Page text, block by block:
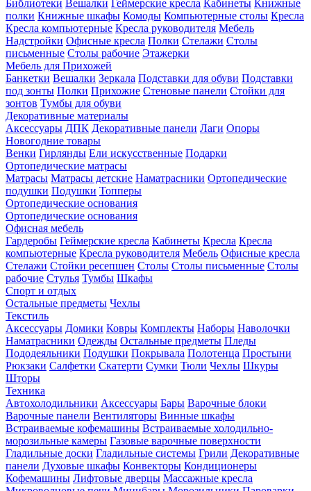
Библиотеки Вешалки Геймерские кресла Кабинеты Книжные
полки Книжные шкафы Комоды Компьютерные столы Кресла
Кресла компьютерные Кресла руководителя Мебель
Надстройки Офисные кресла Полки Стелажи Столы
письменные Столы рабочие Этажерки
Мебель для Прихожей
Банкетки Вешалки Зеркала Подставки для обуви Подставки
под зонты Полки Прихожие Стеновые панели Стойки для
зонтов Тумбы для обуви
Декоративные материалы
Аксессуары ДПК Декоративные панели Лаги Опоры
Новогодние товары
Венки Гирлянды Ели искусственные Подарки
Ортопедические матрасы
Матрасы Матрасы детские Наматрасники Ортопедические
подушки Подушки Топперы
Ортопедические основания
Ортопедические основания
Офисная мебель
Гардеробы Геймерские кресла Кабинеты Кресла Кресла
компьютерные Кресла руководителя Мебель Офисные кресла
Стелажи Стойки ресепшен Столы Столы письменные Столы
рабочие Стулья Тумбы Шкафы
Спорт и отдых
Остальные предметы Чехлы
Текстиль
Аксессуары Домики Ковры Комплекты Наборы Наволочки
Наматрасники Одежды Остальные предметы Пледы
Пододеяльники Подушки Покрывала Полотенца Простыни
Рюкзаки Салфетки Скатерти Сумки Тюли Чехлы Шкуры
Шторы
Техника
Автохолодильники Аксессуары Бары Варочные блоки
Варочные панели Вентиляторы Винные шкафы
Встраиваемые кофемашины Встраиваемые холодильно-
морозильные камеры Газовые варочные поверхности
Гладильные доски Гладильные системы Грили Декоративные
панели Духовые шкафы Конвекторы Кондиционеры
Кофемашины Лифтовые дверцы Массажные кресла